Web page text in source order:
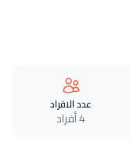
عدد الافراد
4 أفراد